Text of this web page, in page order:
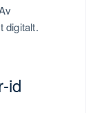
digitalt.
id